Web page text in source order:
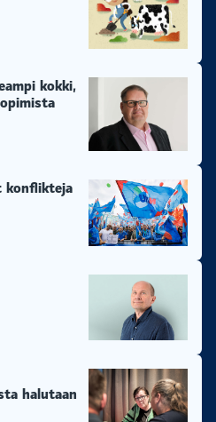
kokki,
konflikteja
halutaan